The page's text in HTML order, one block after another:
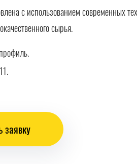
с использованием современных
сырья.
заявку